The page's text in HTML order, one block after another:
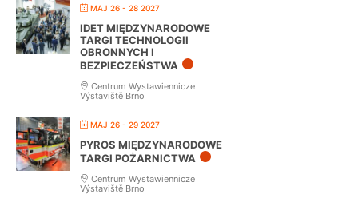
MAJ 26 - 28 2027
IDET MIĘDZYNARODOWE
TARGI TECHNOLOGII
OBRONNYCH I
BEZPIECZEŃSTWA
Centrum Wystawiennicze
Výstaviště Brno
MAJ 26 - 29 2027
PYROS MIĘDZYNARODOWE
TARGI POŻARNICTWA
Centrum Wystawiennicze
Výstaviště Brno